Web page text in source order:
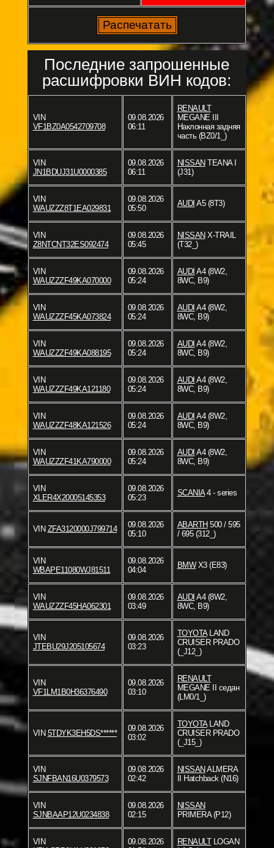
Последние запрошенные
расшифровки ВИН кодов:
VIN
VF1BZ0A0542709708
09.08.2026
06:11
RENAULT
MEGANE III
Наклонная задняя
часть (BZ0/1_)
VIN
JN1BDUJ31U0000385
09.08.2026
06:11
NISSAN TEANA I
(J31)
VIN
WAUZZZ8T1EA029831
09.08.2026
05:50
AUDI A5 (8T3)
VIN
Z8NTCNT32ES092474
09.08.2026
05:45
NISSAN X-TRAIL
(T32_)
VIN
WAUZZZF49KA070000
09.08.2026
05:24
AUDI A4 (8W2,
8WC, B9)
VIN
WAUZZZF45KA073824
09.08.2026
05:24
AUDI A4 (8W2,
8WC, B9)
VIN
WAUZZZF49KA088195
09.08.2026
05:24
AUDI A4 (8W2,
8WC, B9)
VIN
WAUZZZF49KA121180
09.08.2026
05:24
AUDI A4 (8W2,
8WC, B9)
VIN
WAUZZZF48KA121526
09.08.2026
05:24
AUDI A4 (8W2,
8WC, B9)
VIN
WAUZZZF41KA790000
09.08.2026
05:24
AUDI A4 (8W2,
8WC, B9)
VIN
XLER4X20005145353
09.08.2026
05:23
SCANIA4 - series
VIN ZFA3120000J799714
09.08.2026
05:10
ABARTH 500 / 595
/ 695 (312_)
VIN
WBAPE11080WJ81511
09.08.2026
04:04
BMWX3 (E83)
VIN
WAUZZZF45HA062301
09.08.2026
03:49
AUDI A4 (8W2,
8WC, B9)
VIN
JTEBU29J205105674
09.08.2026
03:23
TOYOTALAND
CRUISER PRADO
(_J12_)
VIN
VF1LM1B0H36376490
09.08.2026
03:10
RENAULT
MEGANE II седан
(LM0/1_)
VIN 5TDYK3EH5DS******
09.08.2026
03:02
TOYOTALAND
CRUISER PRADO
(_J15_)
VIN
SJNFBAN16U0379573
09.08.2026
02:42
NISSAN ALMERA
II Hatchback (N16)
VIN
SJNBAAP12U0234838
09.08.2026
02:15
NISSAN
PRIMERA (P12)
VIN
09.08.2026
RENAULTLOGAN